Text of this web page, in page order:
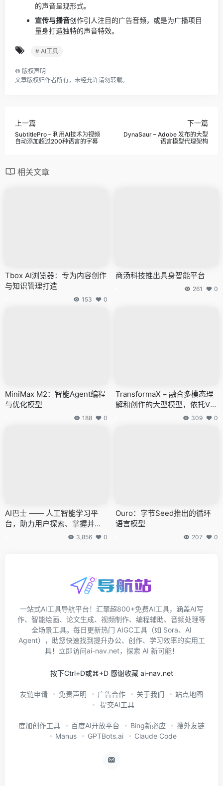
的声音呈现形式。
宣传与播音创作引人注目的广告音频，或是为广播项目
量身打造独特的声音特效。
# AI工具
© 版权声明
文章版权归作者所有，未经允许请勿转载。
上一篇
SubtitlePro – 利用AI技术为视频
自动添加超过200种语言的字幕
下一篇
DynaSaur – Adobe 发布的大型
语言模型代理架构
相关文章
Tbox AI浏览器：专为内容创作
与知识管理打造
153 0
商汤科技推出具身智能平台
261 0
MiniMax M2：智能Agent编程
与优化模型
188 0
TransformaX – 融合多模态理
解和创作的大型模型，依托VPi
T 技术预测多种模式令牌309 0
AI巴士 —— 人工智能学习平
台，助力用户探索、掌握并创
3,856 0
Ouro：字节Seed推出的循环
语言模型
207 0
一站式AI工具导航平台！汇聚超800+免费AI工具，涵盖AI写
作、智能绘画、论文生成、视频制作、编程辅助、音频处理等
全场景工具。每日更新热门 AIGC工具（如 Sora、AI
Agent），助您快速找到提升办公、创作、学习效率的实用工
具！立即访问ai-nav.net，探索 AI 新可能！
按下Ctrl+D或⌘+D 感谢收藏 ai-nav.net
友链申请 免责声明 广告合作 关于我们
站点地图
提交AI工具
度加创作工具 百度AI开放平台 Bing新必应
搜外友链
Manus
GPTBots.ai Claude Code